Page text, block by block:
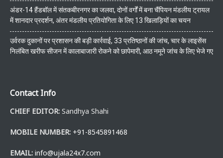
अंडर-14 हैंडबॉल में संतकबीरनगर का जलवा, दोनों वर्गों में बना चैंपियन मंडलीय ट्रायल
में शानदार प्रदर्शन, अंतर मंडलीय प्रतियोगिता के लिए 13 खिलाड़ियों का चयन
उर्वरक दुकानों पर प्रशासन की बड़ी कार्रवाई, 33 प्रतिष्ठानों की जांच, चार के लाइसेंस
निलंबित खरीफ सीजन में कालाबाजारी रोकने को छापेमारी, आठ नमूने जांच के लिए भेजे गए
Contact Info
CHIEF EDITOR: Sandhya Shahi
MOBILE NUMBER: +91-8545891468
EMAIL: info@ujala24x7.com